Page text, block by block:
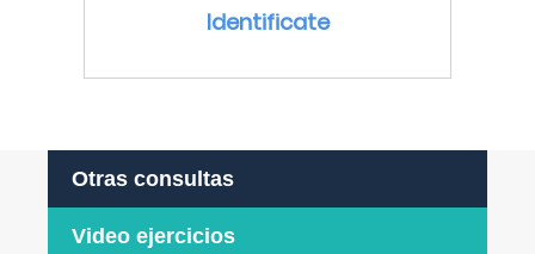
Identificate
Otras consultas
Video ejercicios